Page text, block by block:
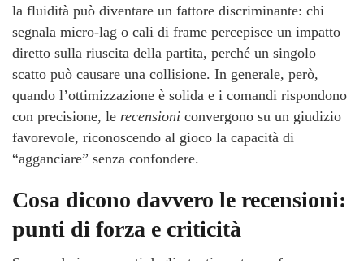
la fluidità può diventare un fattore discriminante: chi
segnala micro-lag o cali di frame percepisce un impatto
diretto sulla riuscita della partita, perché un singolo
scatto può causare una collisione. In generale, però,
quando l’ottimizzazione è solida e i comandi rispondono
con precisione, le recensioni convergono su un giudizio
favorevole, riconoscendo al gioco la capacità di
“agganciare” senza confondere.
Cosa dicono davvero le recensioni:
punti di forza e criticità